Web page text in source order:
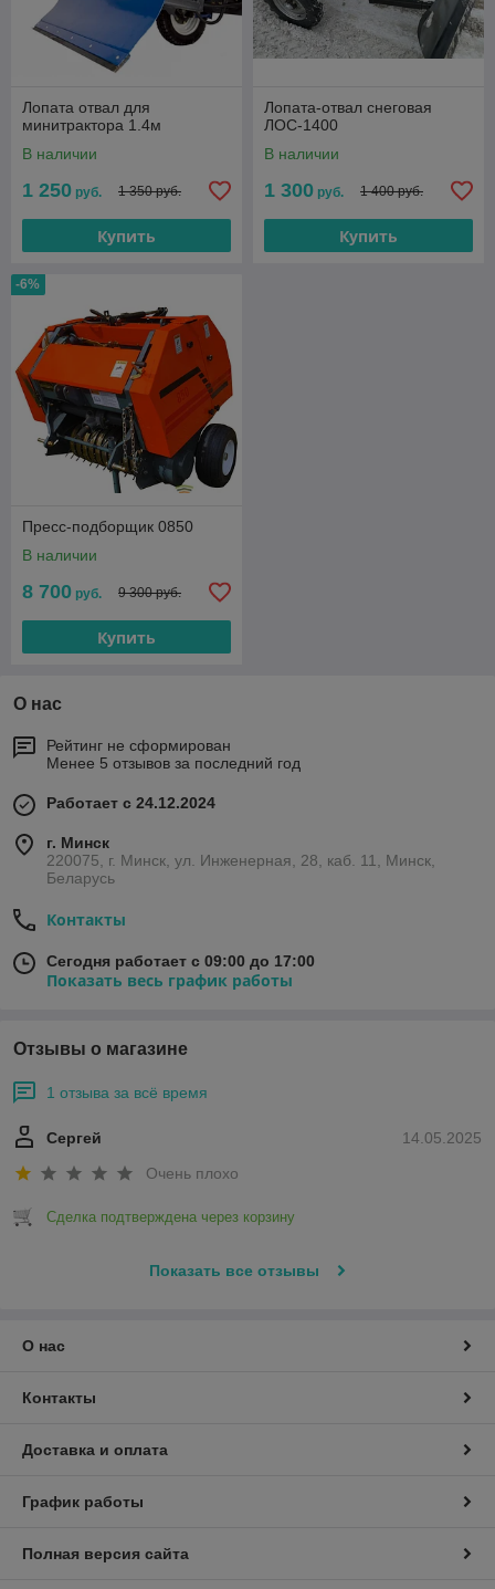
Лопата отвал для
минитрактора 1.4м
В наличии
1 250 руб. 1 350 руб.
Купить
Лопата-отвал снеговая
ЛОС-1400
В наличии
1 300 руб. 1 400 руб.
Купить
-6%
Пресс-подборщик 0850
В наличии
8 700 руб. 9 300 руб.
Купить
О нас
Рейтинг не сформирован
Менее 5 отзывов за последний год
Работает с 24.12.2024
г. Минск
220075, г. Минск, ул. Инженерная, 28, каб. 11, Минск,
Беларусь
Контакты
Сегодня работает с 09:00 до 17:00
Показать весь график работы
Отзывы о магазине
1 отзыва за всё время
14.05.2025
Сергей
Очень плохо
Сделка подтверждена через корзину
Показать все отзывы
О нас
Контакты
Доставка и оплата
График работы
Полная версия сайта